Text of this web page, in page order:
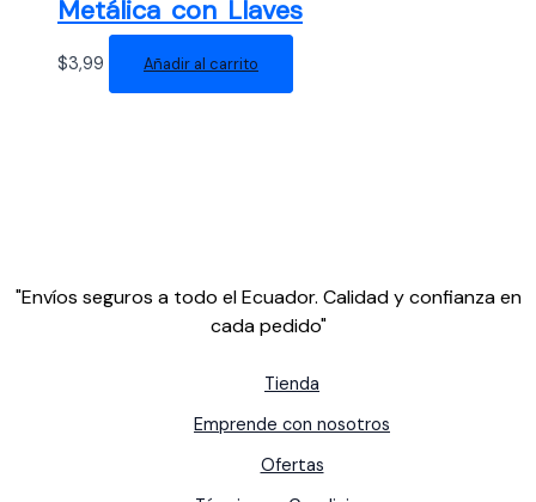
Metálica con Llaves
$3,99 Añadir al carrito
"Envíos seguros a todo el Ecuador. Calidad y confianza en
cada pedido"
Tienda
Emprende con nosotros
Ofertas